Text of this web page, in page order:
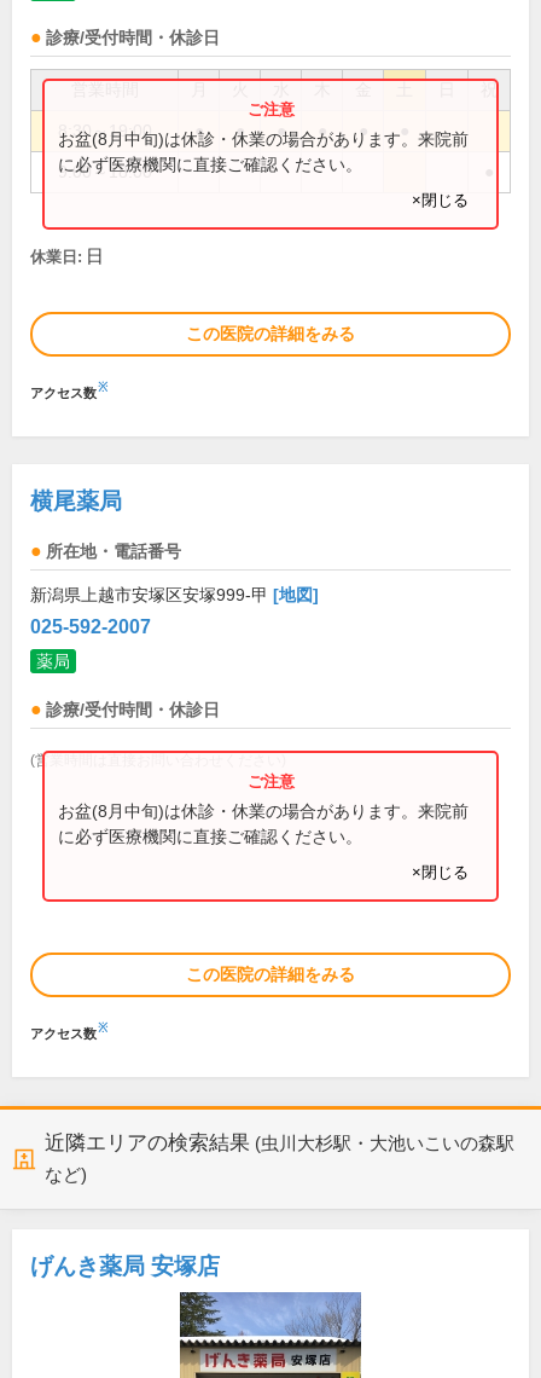
診療/受付時間・休診日
祝
8:30～19:00 ● ● ● ● ●
9:00～18:00
お盆(8月中旬)は休診・休業の場合があります。来院前
に必ず医療機関に直接ご確認ください。
×閉じる
休業日: 日
この医院の詳細をみる
アクセス数※
横尾薬局
所在地・電話番号
新潟県上越市安塚区安塚999-甲 [地図]
025-592-2007
薬局
診療/受付時間・休診日
(営業時間は直接お問い合わせください)
お盆(8月中旬)は休診・休業の場合があります。来院前
に必ず医療機関に直接ご確認ください。
×閉じる
この医院の詳細をみる
アクセス数※
近隣エリアの検索結果 (虫川大杉駅・大池いこいの森駅
など)
げんき薬局 安塚店